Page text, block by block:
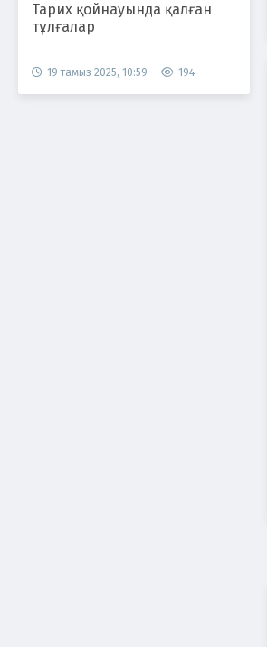
Тарих қойнауында қалған
тұлғалар
19 тамыз 2025, 10:59 194